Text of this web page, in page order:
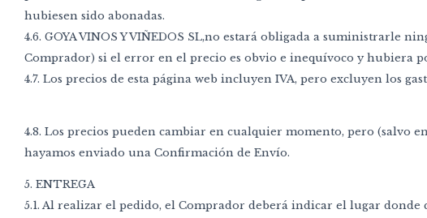
hubiesen sido abonadas.
4.6. GOYA VINOS Y VIÑEDOS SL,no estará obligada a
Comprador) si el error en el precio es obvio e inequívoco y hubiera
4.7. Los precios de esta página web incluyen IVA, pero excluyen los
4.8. Los precios pueden cambiar en cualquier momento, pero (salvo
hayamos enviado una Confirmación de Envío.
5. ENTREGA
5.1. Al realizar el pedido, el Comprador deberá indicar el lugar